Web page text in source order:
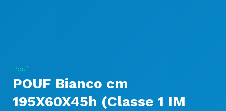
Pouf
POUF Bianco cm
195X60X45h (Classe 1 IM